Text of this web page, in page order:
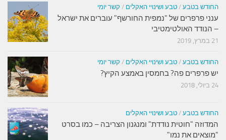
החודש בטבע / טבע ושינויי האקלים / קשר יומי
ענני פרפרים של "נמפית החורשף" עוברים את ישראל
– הנודד האולטימטיבי
21 במרץ, 2019
החודש בטבע / טבע ושינויי האקלים / קשר יומי
יש פרפרים פה? בחמסין באמצע הקיץ?
24 ביולי, 2018
החודש בטבע / טבע ושינויי האקלים
המדוזה "חוטית נודדת" ומנגנון הצריבה – כמו בסרט
"מוצאים את נמו"